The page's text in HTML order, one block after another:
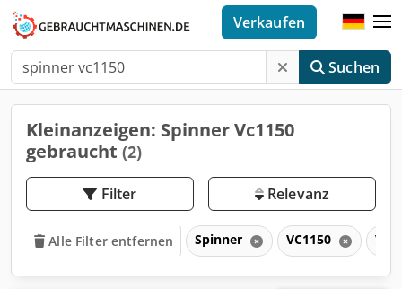
Suchen
Verkaufen
Kleinanzeigen: Spinner Vc1150
gebraucht (2)
Filter Relevanz
Alle Filter entfernen Spinner VC1150 VC